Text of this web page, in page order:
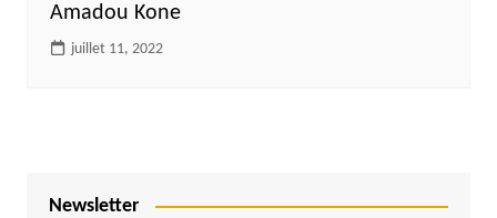
Amadou Kone
juillet 11, 2022
Newsletter